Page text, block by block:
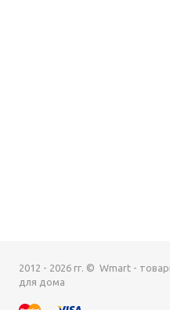
2012 - 2026 гг. © Wmart -
для дома